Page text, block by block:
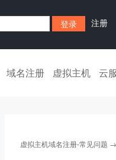
注册
域名注册 虚拟主机 云
虚拟主机域名注册-常见问题